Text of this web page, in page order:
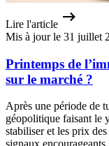
Lire l'article
Mis à jour le 31 juillet
Printemps de
sur le marché ?
Après une période de
géopolitique faisant le
stabiliser et les prix